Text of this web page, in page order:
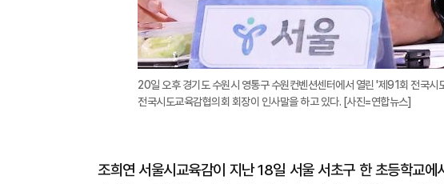
20일 오후 경기도 수원시 영통구 수원컨벤션센터에서 열린 '제91회 전국시
전국시도교육감협의회 회장이 인사말을 하고 있다. [사진=연합뉴스]
조희연 서울시교육감이 지난 18일 서울 서초구 한 초등학교